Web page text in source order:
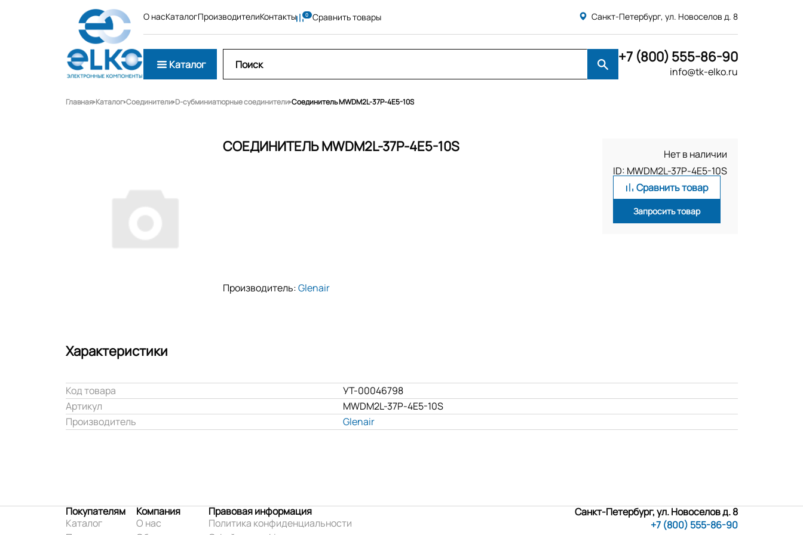
О насКаталогПроизводителиКонтакты Сравнить товары Санкт-Петербург, ул. Новоселов д. 8
Каталог +7 (800) 555-86-90
info@tk-elko.ru
Главная Каталог Соединители D-субминиатюрные соединители Соединитель MWDM2L-37P-4E5-10S
СОЕДИНИТЕЛЬ MWDM2L-37P-4E5-10S
Производитель:Glenair
Нет в наличии
ID: MWDM2L-37P-4E5-10S
Сравнить товар
Запросить товар
Характеристики
Код товара
УТ-00046798
Артикул
MWDM2L-37P-4E5-10S
Производитель
Glenair
Покупателям
Каталог
Компания
О нас
Правовая информация
Политика конфиденциальности
Санкт-Петербург, ул. Новоселов д. 8
+7 (800) 555-86-90